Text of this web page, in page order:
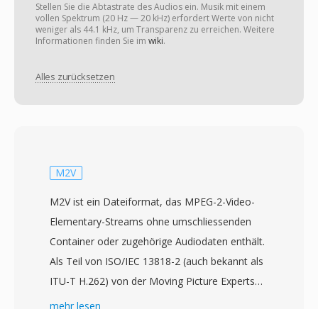
Stellen Sie die Abtastrate des Audios ein. Musik mit einem
vollen Spektrum (20 Hz — 20 kHz) erfordert Werte von nicht
weniger als 44.1 kHz, um Transparenz zu erreichen. Weitere
Informationen finden Sie im wiki.
Alles zurücksetzen
M2V
M2V ist ein Dateiformat, das MPEG-2-Video-
Elementary-Streams ohne umschliessenden
Container oder zugehörige Audiodaten enthält.
Als Teil von ISO/IEC 13818-2 (auch bekannt als
ITU-T H.262) von der Moving Picture Experts
Group 1995 standardisiert, speichert M2V
mehr lesen